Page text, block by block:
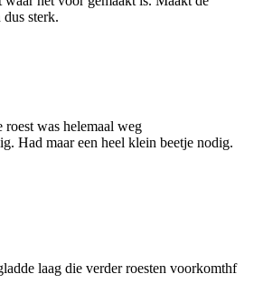
sterk.
roest was helemaal weg
Had maar een heel klein beetje nodig.
laag die verder roesten voorkomthf